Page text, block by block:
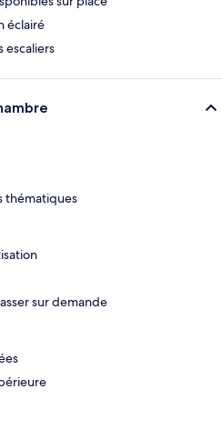
éclairé
escaliers
thématiques
sur demande